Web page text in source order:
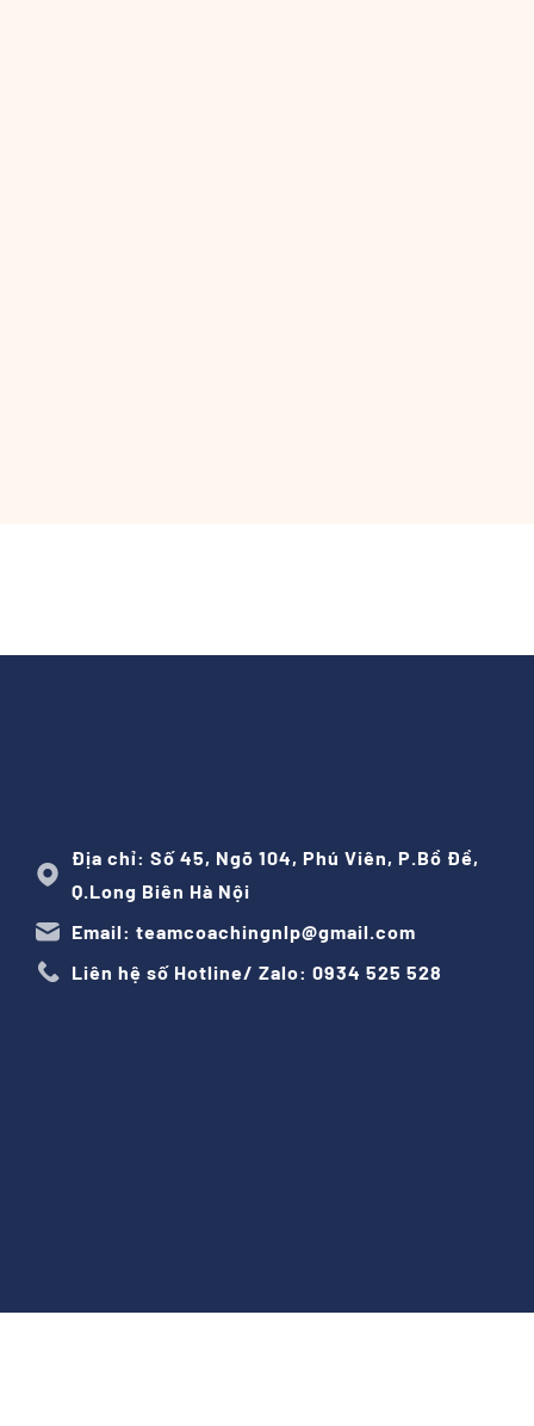
Địa chỉ: Số 45, Ngõ 104, Phú Viên, P.Bồ Đề,
Q.Long Biên Hà Nội
Email: teamcoachingnlp@gmail.com
Liên hệ số Hotline/ Zalo: 0934 525 528